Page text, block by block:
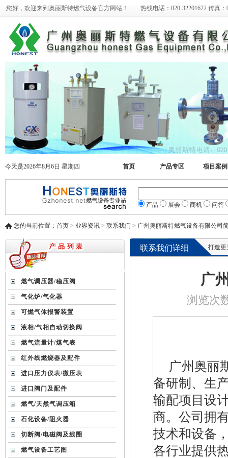
您好，欢迎来到奥丽斯特燃气设备官方网站！ 热线电话：020-32201622 传真：
今天是2026年8月6日 星期四 首页 产品专区 项目案例
产品 展会 商机 问答
您的当前位置：首页 > 业界资讯 > 联系我们 > 广州奥丽斯特燃气设备有限公司
燃气调压器/稳压阀
气化炉/气化器
可燃气体报警装置
液相/气相自动切换阀
燃气流量计/煤气表
红外线燃烧器及配件
进口压力仪表/微压表
进口阀门及配件
燃气/天然气调压箱
石化设备/阻火器
切断阀/电磁阀及线圈
燃气设备工艺图
台湾HNT/HT系列壁挂式电热式气化器
联系我们详细 打造更美
广
浏览次
广州奥丽
备研制、生
输配项目设
商。公司拥
技术和设备
各行业提供